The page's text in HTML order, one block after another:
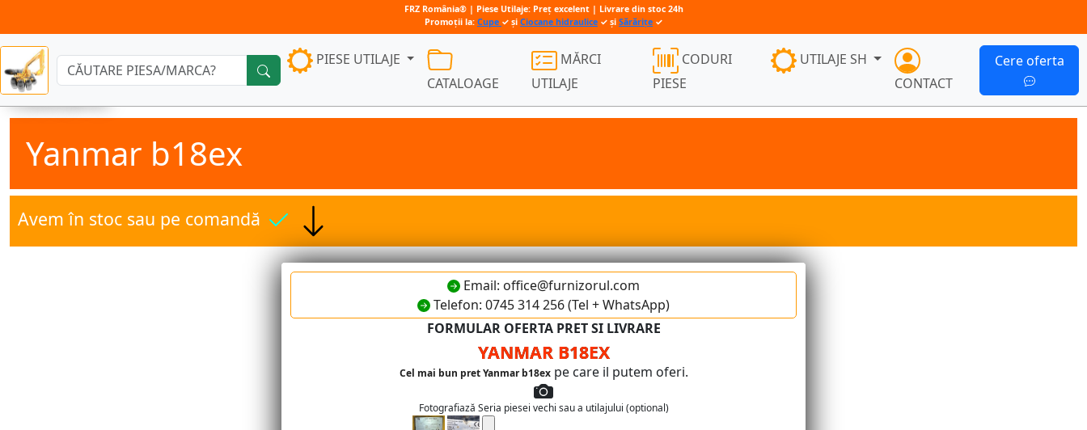
Căutare:
Yanmar b18ex
Avem în stoc sau pe comandă
Email: office@furnizorul.com
Telefon: 0745 314 256 (Tel + WhatsApp)
FORMULAR OFERTA PRET SI LIVRARE
YANMAR B18EX
Cel mai bun pret Yanmar b18expe care il putem oferi.
Fotografiază Seria piesei vechi sau a utilajului (optional)
FRZ România® | Piese Utilaje: Preț excelent | Livrare din stoc 24h
Promoții la: Cupe ✓ și Ciocane hidraulice ✓ și Sărărițe ✓
PIESE UTILAJE
CATALOAGE
MĂRCI
UTILAJE
CODURI
PIESE
UTILAJE SH
CONTACT
Cere oferta